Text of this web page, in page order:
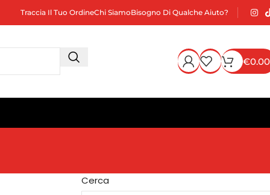
Traccia Il Tuo OrdineChi SiamoBisogno Di Qualche Aiuto?
€0.00
Cerca